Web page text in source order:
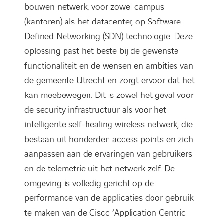
bouwen netwerk, voor zowel campus
(kantoren) als het datacenter, op Software
Defined Networking (SDN) technologie. Deze
oplossing past het beste bij de gewenste
functionaliteit en de wensen en ambities van
de gemeente Utrecht en zorgt ervoor dat het
kan meebewegen. Dit is zowel het geval voor
de security infrastructuur als voor het
intelligente self-healing wireless netwerk, die
bestaan uit honderden access points en zich
aanpassen aan de ervaringen van gebruikers
en de telemetrie uit het netwerk zelf. De
omgeving is volledig gericht op de
performance van de applicaties door gebruik
te maken van de Cisco ‘Application Centric